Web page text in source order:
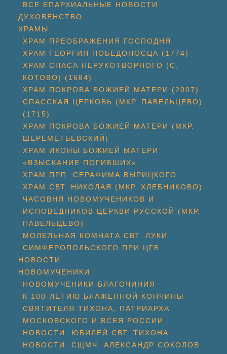
ВСЕ ЕПАРХИАЛЬНЫЕ НОВОСТИ
ДУХОВЕНСТВО
ХРАМЫ
ХРАМ ПРЕОБРАЖЕНИЯ ГОСПОДНЯ
ХРАМ ГЕОРГИЯ ПОБЕДОНОСЦА (1774)
ХРАМ СПАСА НЕРУКОТВОРНОГО (С.
КОТОВО) (1684)
ХРАМ ПОКРОВА БОЖИЕЙ МАТЕРИ (2007)
СПАССКАЯ ЦЕРКОВЬ (МКР. ПАВЕЛЬЦЕВО)
(1715)
ХРАМ ПОКРОВА БОЖИЕЙ МАТЕРИ (МКР.
ШЕРЕМЕТЬЕВСКИЙ)
ХРАМ ИКОНЫ БОЖИЕЙ МАТЕРИ
«ВЗЫСКАНИЕ ПОГИБШИХ»
ХРАМ ПРП. СЕРАФИМА ВЫРИЦКОГО
ХРАМ СВТ. НИКОЛАЯ (МКР. ХЛЕБНИКОВО)
ЧАСОВНЯ НОВОМУЧЕНИКОВ И
ИСПОВЕДНИКОВ ЦЕРКВИ РУССКОЙ (МКР.
ПАВЕЛЬЦЕВО)
МОЛЕЛЬНАЯ КОМНАТА СВТ. ЛУКИ
СИМФЕРОПОЛЬСКОГО ПРИ ЦГБ
НОВОСТИ
НОВОМУЧЕНИКИ
НОВОМУЧЕНИКИ БЛАГОЧИНИЯ
К 100-ЛЕТИЮ БЛАЖЕННОЙ КОНЧИНЫ
СВЯТИТЕЛЯ ТИХОНА, ПАТРИАРХА
МОСКОВСКОГО И ВСЕЯ РОССИИ
НОВОСТИ: ЮБИЛЕЙ СВТ. ТИХОНА
НОВОСТИ: СЩМЧ. АЛЕКСАНДР СОКОЛОВ